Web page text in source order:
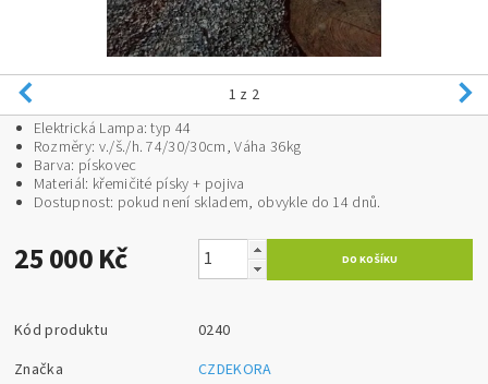
1 z 2
Elektrická Lampa: typ 44
Rozměry: v./š./h. 74/30/30cm, Váha 36kg
Barva: pískovec
Materiál: křemičité písky + pojiva
Dostupnost: pokud není skladem, obvykle do 14 dnů.
25 000 Kč
Kód produktu
0240
Značka
CZDEKORA